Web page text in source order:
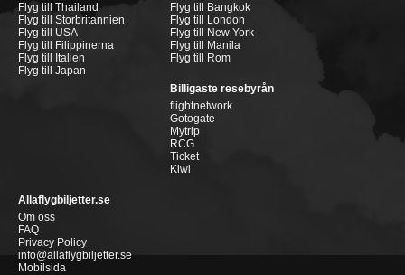
Flyg till Thailand
Flyg till Storbritannien
Flyg till USA
Flyg till Filippinerna
Flyg till Italien
Flyg till Japan
Flyg till Bangkok
Flyg till London
Flyg till New York
Flyg till Manila
Flyg till Rom
Billigaste resebyrån
flightnetwork
Gotogate
Mytrip
RCG
Ticket
Kiwi
Allaflygbiljetter.se
Om oss
FAQ
Privacy Policy
info@allaflygbiljetter.se
Mobilsida